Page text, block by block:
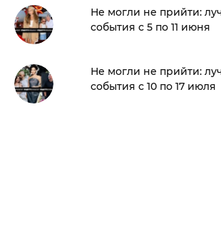
Не могли не прийти:
события с 5 по 11 июня
Не могли не прийти:
события с 10 по 17 июля